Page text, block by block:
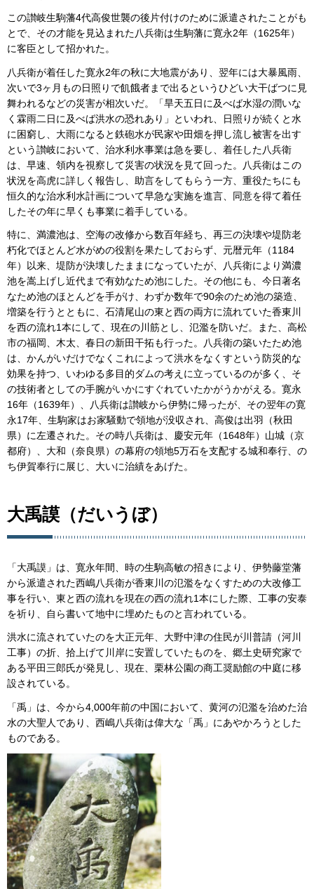
この讃岐生駒藩4代高俊世襲の後片付けのために派遣されたことがも
とで、その才能を見込まれた八兵衛は生駒藩に寛永2年（1625年）
に客臣として招かれた。
八兵衛が着任した寛永2年の秋に大地震があり、翌年には大暴風雨、
次いで3ヶ月もの日照りで飢餓者まで出るというひどい大干ばつに見
舞われるなどの災害が相次いだ。「旱天五日に及べば水湿の潤いな
く霖雨二日に及べば洪水の恐れあり」といわれ、日照りが続くと水
に困窮し、大雨になると鉄砲水が民家や田畑を押し流し被害を出す
という讃岐において、治水利水事業は急を要し、着任した八兵衛
は、早速、領内を視察して災害の状況を見て回った。八兵衛はこの
状況を高虎に詳しく報告し、助言をしてもらう一方、重役たちにも
恒久的な治水利水計画について早急な実施を進言、同意を得て着任
したその年に早くも事業に着手している。
特に、満濃池は、空海の改修から数百年経ち、再三の決壊や堤防老
朽化でほとんど水がめの役割を果たしておらず、元暦元年（1184
年）以来、堤防が決壊したままになっていたが、八兵衛により満濃
池を嵩上げし近代まで有効なため池にした。その他にも、今日著名
なため池のほとんどを手がけ、わずか数年で90余のため池の築造、
増築を行うとともに、石清尾山の東と西の両方に流れていた香東川
を西の流れ1本にして、現在の川筋とし、氾濫を防いだ。また、高松
市の福岡、木太、春日の新田干拓も行った。八兵衛の築いたため池
は、かんがいだけでなくこれによって洪水をなくすという防災的な
効果を持つ、いわゆる多目的ダムの考えに立っているのが多く、そ
の技術者としての手腕がいかにすぐれていたかがうかがえる。寛永
16年（1639年）、八兵衛は讃岐から伊勢に帰ったが、その翌年の寛
永17年、生駒家はお家騒動で領地が没収され、高俊は出羽（秋田
県）に左遷された。その時八兵衛は、慶安元年（1648年）山城（京
都府）、大和（奈良県）の幕府の領地5万石を支配する城和奉行、の
ち伊賀奉行に展じ、大いに治績をあげた。
大禹謨（だいうぼ）
「大禹謨」は、寛永年間、時の生駒高敏の招きにより、伊勢藤堂藩
から派遣された西嶋八兵衛が香東川の氾濫をなくすための大改修工
事を行い、東と西の流れを現在の西の流れ1本にした際、工事の安泰
を祈り、自ら書いて地中に埋めたものと言われている。
洪水に流されていたのを大正元年、大野中津の住民が川普請（河川
工事）の折、拾上げて川岸に安置していたものを、郷土史研究家で
ある平田三郎氏が発見し、現在、栗林公園の商工奨励館の中庭に移
設されている。
「禹」は、今から4,000年前の中国において、黄河の氾濫を治めた治
水の大聖人であり、西嶋八兵衛は偉大な「禹」にあやかろうとした
ものである。